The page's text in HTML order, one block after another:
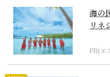
海の
リネ
PR(エ